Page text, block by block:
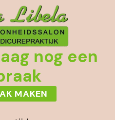
nog een
MAKEN